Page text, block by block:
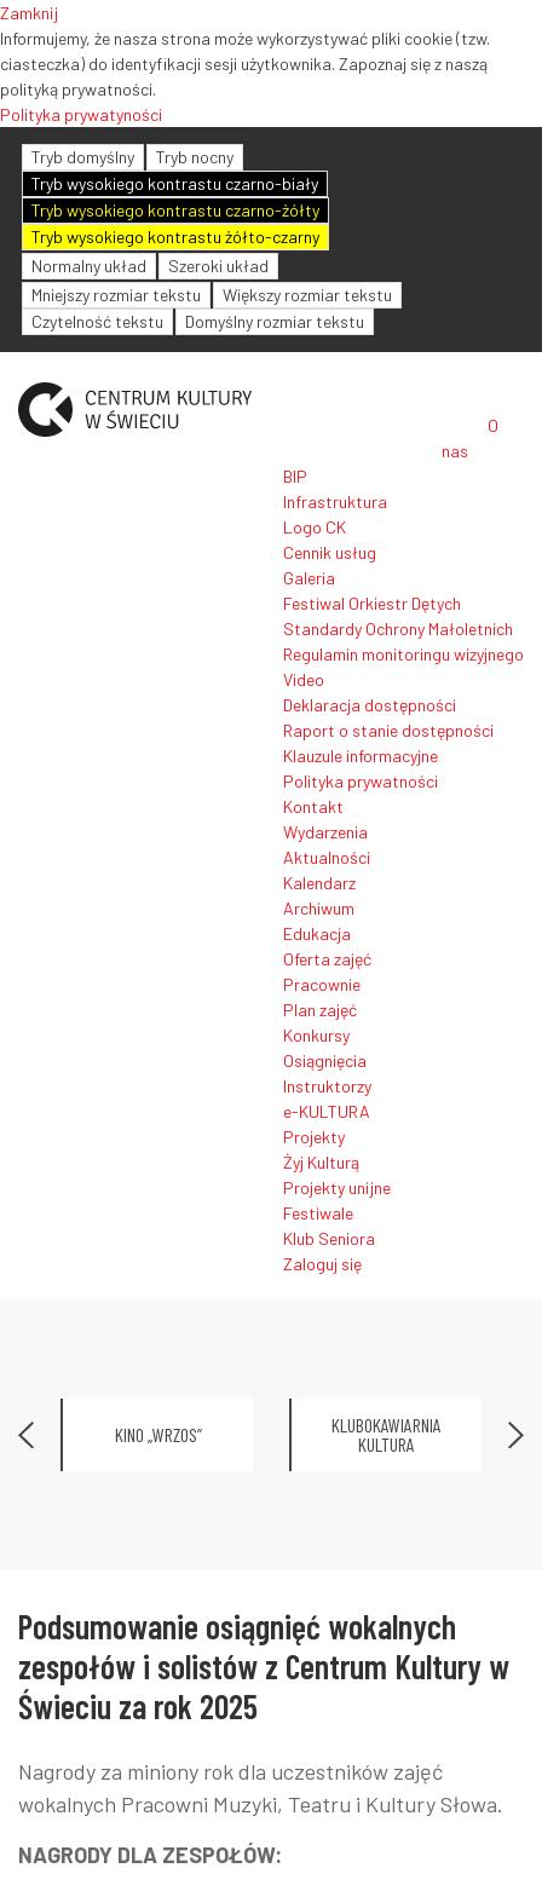
Zamknij
Informujemy, że nasza strona może wykorzystywać pliki cookie (tzw.
ciasteczka) do identyfikacji sesji użytkownika. Zapoznaj się z naszą
polityką prywatności.
Polityka prywatyności
Tryb domyślny
Tryb nocny
Tryb wysokiego kontrastu czarno-biały
Tryb wysokiego kontrastu czarno-żółty
Tryb wysokiego kontrastu żółto-czarny
Normalny układ
Szeroki układ
Mniejszy rozmiar tekstu
Większy rozmiar tekstu
Czytelność tekstu
Domyślny rozmiar tekstu
O
nas
BIP
Infrastruktura
Logo CK
Cennik usług
Galeria
Festiwal Orkiestr Dętych
Standardy Ochrony Małoletnich
Regulamin monitoringu wizyjnego
Video
Deklaracja dostępności
Raport o stanie dostępności
Klauzule informacyjne
Polityka prywatności
Kontakt
Wydarzenia
Aktualności
Kalendarz
Archiwum
Edukacja
Oferta zajęć
Pracownie
Plan zajęć
Konkursy
Osiągnięcia
Instruktorzy
e-KULTURA
Projekty
Żyj Kulturą
Projekty unijne
Festiwale
Klub Seniora
Zaloguj się
KINO „WRZOS”
KLUBOKAWIARNIA
KULTURA
Podsumowanie osiągnięć wokalnych
zespołów i solistów z Centrum Kultury w
Świeciu za rok 2025
Nagrody za miniony rok dla uczestników zajęć
wokalnych Pracowni Muzyki, Teatru i Kultury Słowa.
NAGRODY DLA ZESPOŁÓW: